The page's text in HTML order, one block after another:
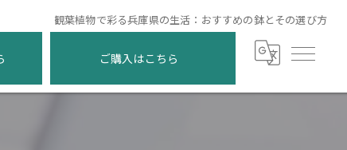
観葉植物で彩る兵庫県の生活：おすすめの鉢とその選び方
ご購入はこちら